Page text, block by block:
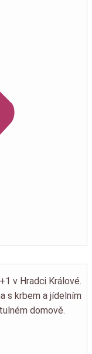
v Hradci Králové.
s krbem a jídelním
domově.